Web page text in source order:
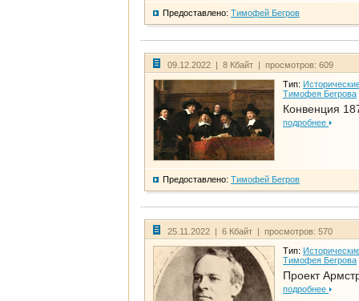
Предоставлено: Тимофей Бегров
09.12.2022 | 8 Кбайт | просмотров: 609
Тип:
Тимофея Бегрова
Конвенция
подробнее
Предоставлено: Тимофей Бегров
25.11.2022 | 6 Кбайт | просмотров: 570
Тип:
Тимофея Бегрова
Проект
подробнее